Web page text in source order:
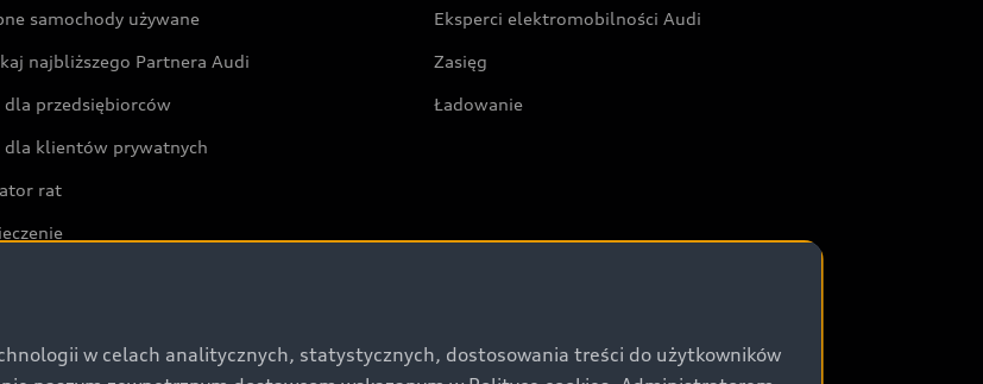
samochody używane
najbliższego Partnera Audi
dla przedsiębiorców
dla klientów prywatnych
rat
Eksperci elektromobilności Audi
Zasięg
Ładowanie
w celach analitycznych, statystycznych, dostosowania treści do użytkowników